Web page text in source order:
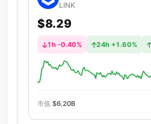
LINK
$8.29
1h -0.40% 24h +1.60%
市值 $6.20B